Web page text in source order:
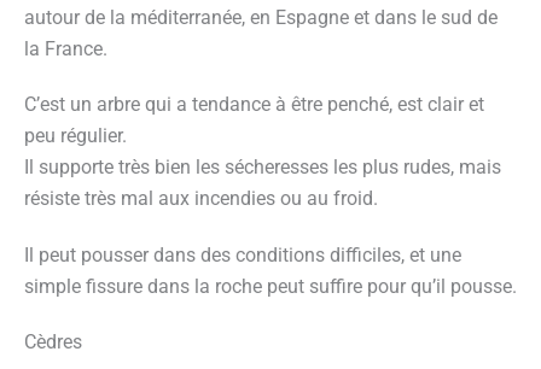
autour de la méditerranée, en Espagne et dans le sud de
la France.
C’est un arbre qui a tendance à être penché, est clair et
peu régulier.
Il supporte très bien les sécheresses les plus rudes, mais
résiste très mal aux incendies ou au froid.
Il peut pousser dans des conditions difficiles, et une
simple fissure dans la roche peut suffire pour qu’il pousse.
Cèdres